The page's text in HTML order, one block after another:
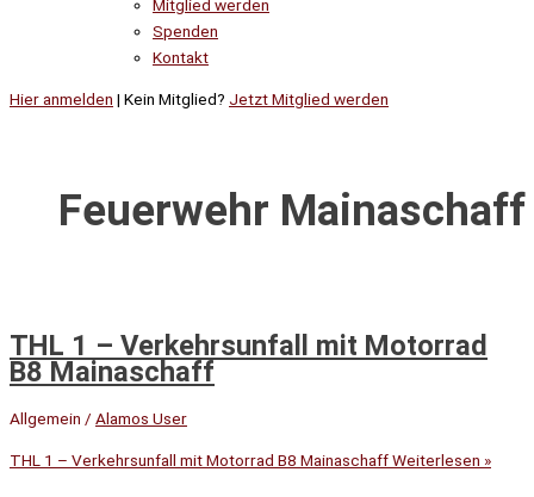
Mitglied werden
Spenden
Kontakt
Hier anmelden | Kein Mitglied? Jetzt Mitglied werden
Feuerwehr Mainaschaff
THL 1 – Verkehrsunfall mit Motorrad
B8 Mainaschaff
Allgemein / Alamos User
THL 1 – Verkehrsunfall mit Motorrad B8 MainaschaffWeiterlesen »